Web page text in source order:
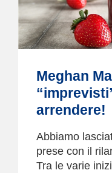
Meghan
arrendere!
Abbiamo
prese con il
Tra le varie